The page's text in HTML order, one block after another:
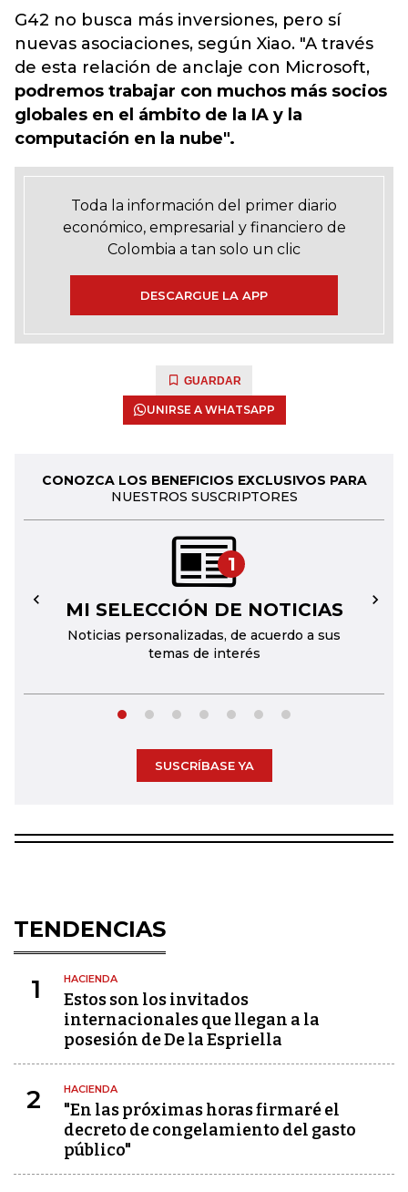
G42 no busca más inversiones, pero sí
nuevas asociaciones, según Xiao. "A través
de esta relación de anclaje con Microsoft,
podremos trabajar con muchos más socios
globales en el ámbito de la IA y la
computación en la nube".
Toda la información del primer diario
económico, empresarial y financiero de
Colombia a tan solo un clic
DESCARGUE LA APP
GUARDAR
UNIRSE A WHATSAPP
CONOZCA LOS BENEFICIOS EXCLUSIVOS PARA
NUESTROS SUSCRIPTORES
1
MI SELECCIÓN DE NOTICIAS
Noticias personalizadas, de acuerdo a sus
temas de interés
← →
SUSCRÍBASE YA
TENDENCIAS
1 HACIENDA
Estos son los invitados
internacionales que llegan a la
posesión de De la Espriella
2 HACIENDA
"En las próximas horas firmaré el
decreto de congelamiento del gasto
público"